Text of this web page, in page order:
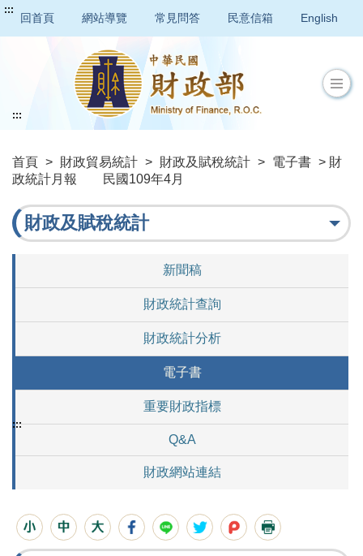
:::
回首頁 網站導覽 常見問答 民意信箱 English
首頁 > 財政貿易統計 > 財政及賦稅統計 > 電子書 > 財
政統計月報 民國109年4月
:::
財政及賦稅統計
新聞稿
財政統計查詢
財政統計分析
電子書
重要財政指標
Q&A
財政網站連結
:::